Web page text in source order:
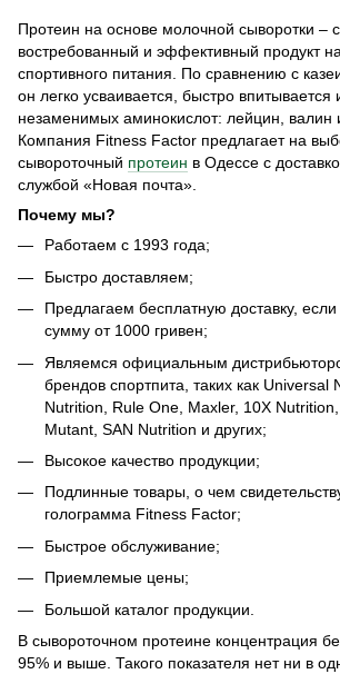
Протеин на основе молочной сыворотки –
востребованный и эффективный продукт
спортивного питания. По сравнению с
он легко усваивается, быстро
незаменимых аминокислот: лейцин, валин
Компания Fitness Factor предлагает на
сывороточный протеин в Одессе с
службой «Новая почта».
Почему мы?
Работаем с 1993 года;
Быстро доставляем;
Предлагаем бесплатную доставку, если
сумму от 1000 гривен;
Являемся официальным
брендов спортпита, таких как Universal
Nutrition, Rule One, Maxler, 10X Nutrition,
Mutant, SAN Nutrition и других;
Высокое качество продукции;
Подлинные товары, о чем
голограмма Fitness Factor;
Быстрое обслуживание;
Приемлемые цены;
Большой каталог продукции.
В сывороточном протеине концентрация
95% и выше. Такого показателя нет ни в